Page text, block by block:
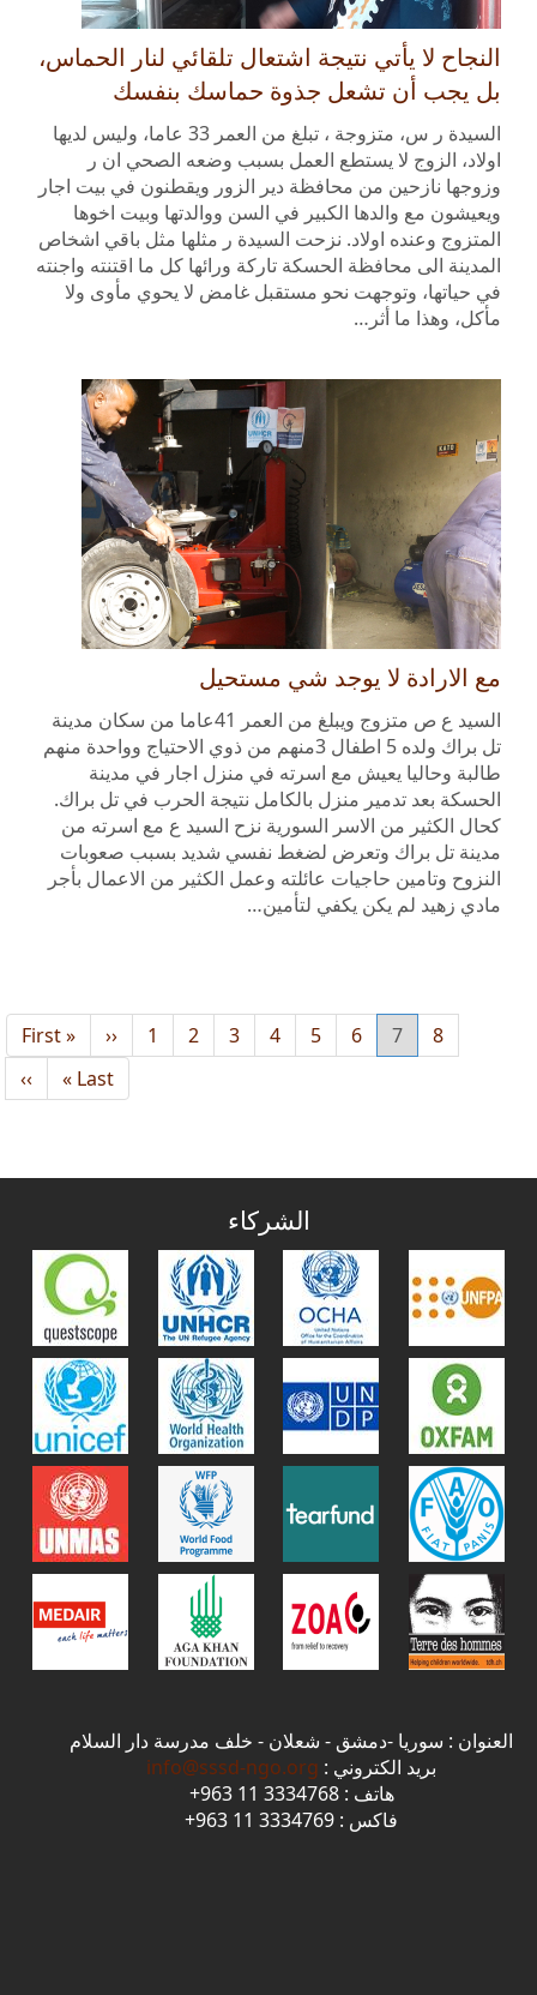
النجاح لا يأتي نتيجة اشتعال تلقائي لنار الحماس،
بل يجب أن تشعل جذوة حماسك بنفسك
السيدة ر س، متزوجة ، تبلغ من العمر 33 عاما، وليس لديها
اولاد، الزوج لا يستطع العمل بسبب وضعه الصحي ان ر
وزوجها نازحين من محافظة دير الزور ويقطنون في بيت اجار
ويعيشون مع والدها الكبير في السن ووالدتها وبيت اخوها
المتزوج وعنده اولاد. نزحت السيدة ر مثلها مثل باقي اشخاص
المدينة الى محافظة الحسكة تاركة ورائها كل ما اقتنته واجنته
في حياتها، وتوجهت نحو مستقبل غامض لا يحوي مأوى ولا
مأكل، وهذا ما أثر…
مع الارادة لا يوجد شي مستحيل
السيد ع ص متزوج ويبلغ من العمر 41عاما من سكان مدينة
تل براك ولده 5 اطفال 3منهم من ذوي الاحتياج وواحدة منهم
طالبة وحاليا يعيش مع اسرته في منزل اجار في مدينة
الحسكة بعد تدمير منزل بالكامل نتيجة الحرب في تل براك.
كحال الكثير من الاسر السورية نزح السيد ع مع اسرته من
مدينة تل براك وتعرض لضغط نفسي شديد بسبب صعوبات
النزوح وتامين حاجيات عائلته وعمل الكثير من الاعمال بأجر
مادي زهيد لم يكن يكفي لتأمين…
First
page
« First
Previous
page
‹‹
الصفحة
1
الصفحة
2
الصفحة
3
الصفحة
4
الصفحة
5
الصفحة
6
Current
page
7
الصفحة
8
››
Last
page
Last »
الشركاء
العنوان : سوريا -دمشق - شعلان - خلف مدرسة دار السلام
بريد الكتروني : info@sssd-ngo.org
هاتف : 3334768 11 963+
فاكس : 3334769 11 963+